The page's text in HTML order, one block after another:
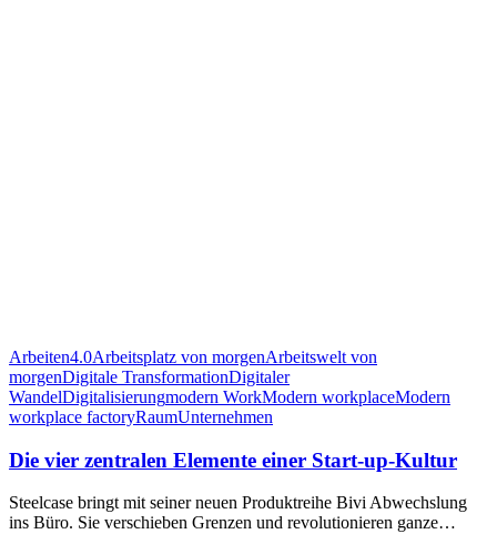
Arbeiten4.0Arbeitsplatz von morgenArbeitswelt von
morgenDigitale TransformationDigitaler
WandelDigitalisierungmodern WorkModern workplaceModern
workplace factoryRaumUnternehmen
Die vier zentralen Elemente einer Start-up-Kultur
Steelcase bringt mit seiner neuen Produktreihe Bivi Abwechslung
ins Büro. Sie verschieben Grenzen und revolutionieren ganze…